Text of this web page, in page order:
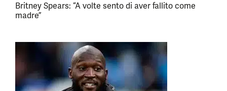
Britney Spears: “A volte sento di aver fallito come
madre”